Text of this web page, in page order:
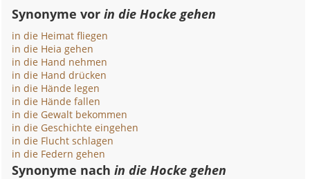
Synonyme vorin die Hocke gehen
in die Heimat fliegen
in die Heia gehen
in die Hand nehmen
in die Hand drücken
in die Hände legen
in die Hände fallen
in die Gewalt bekommen
in die Geschichte eingehen
in die Flucht schlagen
in die Federn gehen
Synonyme nachin die Hocke gehen